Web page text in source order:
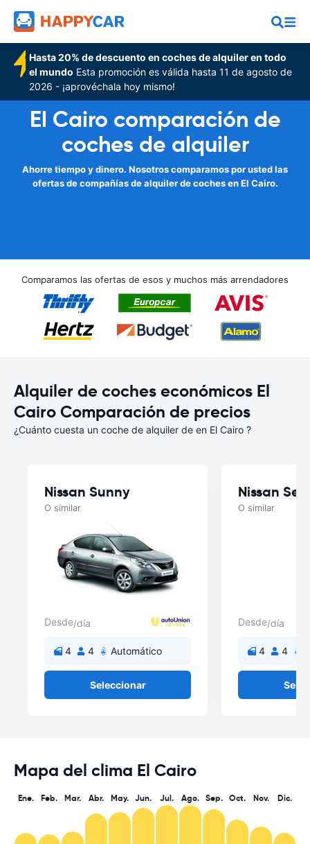
Hasta 20% de descuento en coches de alquiler en todo
el mundo Esta promoción es válida hasta 11 de agosto de
2026 - ¡aprovéchala hoy mismo!
El Cairo comparación de
coches de alquiler
Ahorre tiempo y dinero. Nosotros comparamos por usted las
ofertas de compañías de alquiler de coches en El Cairo.
Comparamos las ofertas de esos y muchos más arrendadores
Alquiler de coches económicos El
Cairo Comparación de precios
¿Cuánto cuesta un coche de alquiler de en El Cairo ?
Nissan Sunny
O similar
Desde/día
4 4 Automático
Seleccionar
Nissan
O similar
Desde/día
4 4
Mapa del clima El Cairo
Ene. Feb. Mar. Abr. May. Jun. Jul. Ago. Sep. Oct. Nov. Dic.